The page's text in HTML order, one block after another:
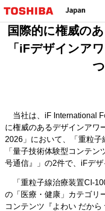
へ
ャ
国際的に権威の
「iFデザインア
当社は、iF International
に権威のあるデザインアワ
2026」において、「重粒
「量子技術体験型コンテ
号通信』」の2件で、iFデザ
「重粒子線治療装置CI-
の「医療・健康」カテゴリ
コンテンツ『よわい だか